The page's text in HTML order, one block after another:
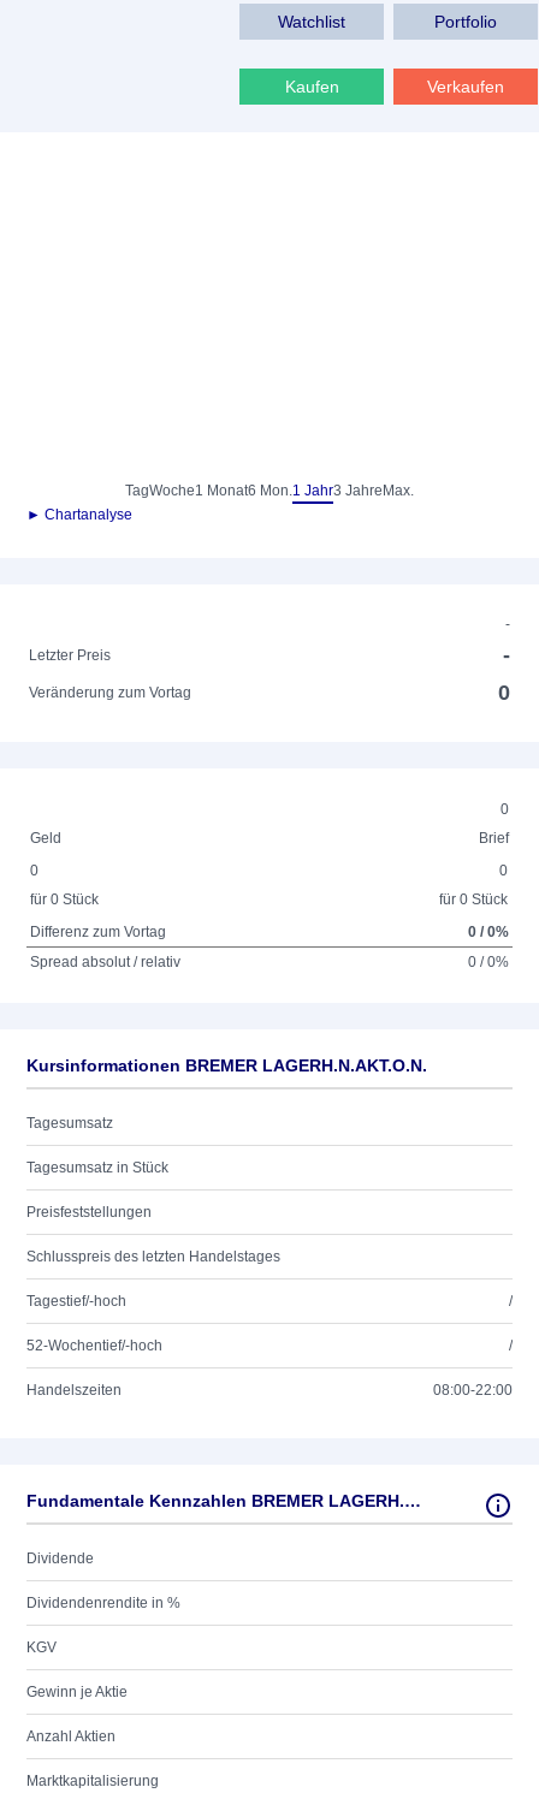
Watchlist Portfolio
Kaufen Verkaufen
TagWoche1 Monat6 Mon.1 Jahr3 Jahre Max.
► Chartanalyse
-
Letzter Preis
-
Veränderung zum Vortag 0
0
Geld
Brief
0
für 0 Stück
0
für 0 Stück
Differenz zum Vortag
0 / 0%
Spread absolut / relativ
0 / 0%
Kursinformationen BREMER LAGERH.N.AKT.O.N.
Tagesumsatz
Tagesumsatz in Stück
Preisfeststellungen
Schlusspreis des letzten Handelstages
Tagestief/-hoch /
52-Wochentief/-hoch /
Handelszeiten 08:00-22:00
Fundamentale Kennzahlen BREMER LAGERH.N.AKT.O.N.
Dividende
Dividendenrendite in %
KGV
Gewinn je Aktie
Anzahl Aktien
Marktkapitalisierung